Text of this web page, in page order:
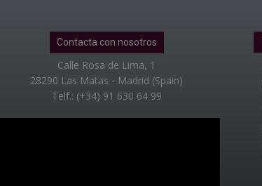
Contacta con nosotros
Calle Rosa de Lima, 1
28290 Las Matas - Madrid (Spain)
Telf.: (+34) 91 630 64 99